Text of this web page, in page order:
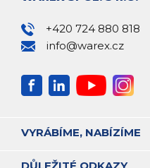
+420 724 880 818
info@warex.cz
VYRÁBÍME, NABÍZÍME
DŮLEŽITÉ ODKAZY